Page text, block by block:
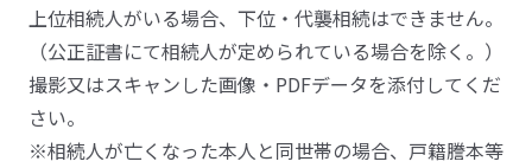
上位相続人がいる場合、下位・代襲相続はできません。
（公正証書にて相続人が定められている場合を除く。）
撮影又はスキャンした画像・PDFデータを添付してくだ
さい。
※相続人が亡くなった本人と同世帯の場合、戸籍謄本等